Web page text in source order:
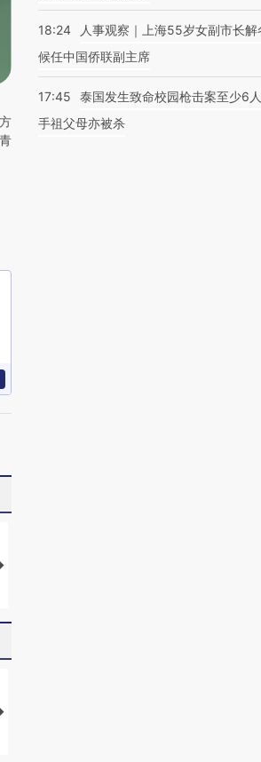
马航飞行员跨国走私7万
【推广】走进第四届链博
18:24
人事观察｜上海55岁女副市长解
候任中国侨联副主席
17:45
泰国发生致命校园枪击案至少6
手祖父母亦被杀